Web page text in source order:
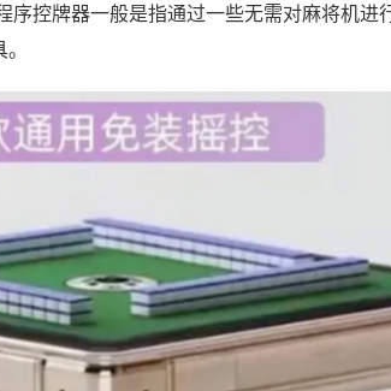
序控牌器一般是指通过一些无需对麻将机进